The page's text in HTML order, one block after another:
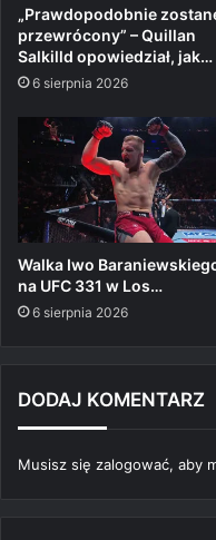
„Prawdopodobnie
przewrócony” – Quillan
Salkilld opowiedział, jak…
6 sierpnia 2026
Walka Iwo
na UFC 331 w Los…
6 sierpnia 2026
DODAJ KOMENTARZ
Musisz się zalogować, aby